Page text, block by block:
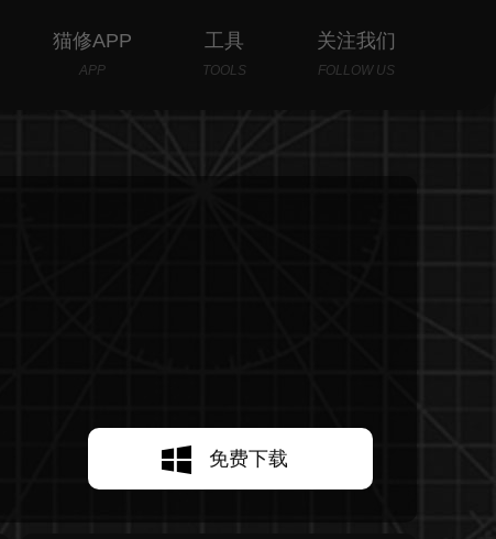
猫修APP
APP
工具
TOOLS
关注我们
FOLLOW US
免费下载